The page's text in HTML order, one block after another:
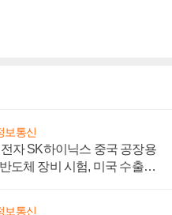
보통신
자 SK하이닉스 중국 공장용
도체 장비 시험, 미국 수출통
보통신